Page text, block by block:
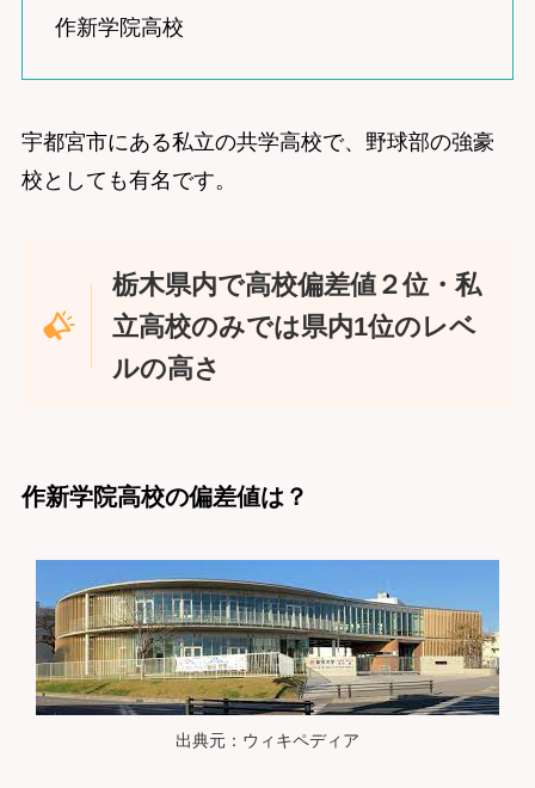
作新学院高校
宇都宮市にある私立の共学高校で、野球部の強豪
校としても有名です。
栃木県内で高校偏差値２位・私
立高校のみでは県内1位のレベ
ルの高さ
作新学院高校の偏差値は？
出典元：ウィキペディア